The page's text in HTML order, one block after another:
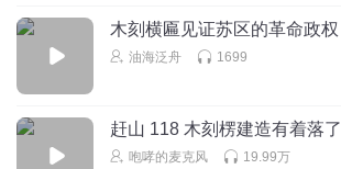
木刻横匾见证苏区的革命政权
油海泛舟 1699
赶山 118 木刻楞建造有着落了
咆哮的麦克风 19.99万